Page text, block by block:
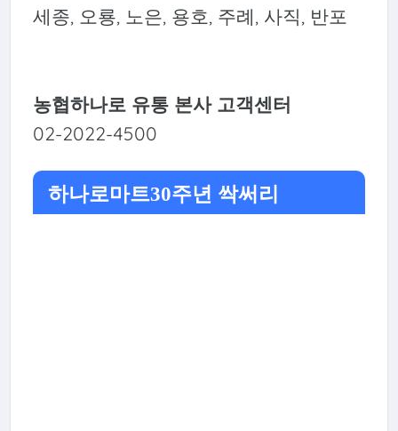
세종, 오룡, 노은, 용호, 주례, 사직, 반포
농협하나로 유통 본사 고객센터
02-2022-4500
하나로마트30주년 싹써리